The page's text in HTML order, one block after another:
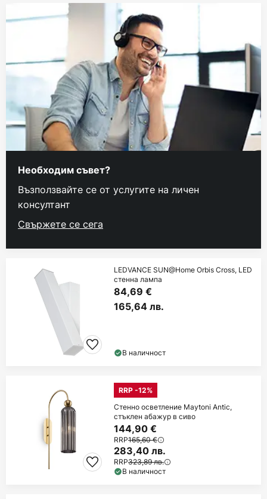
Необходим съвет?
Възползвайте се от услугите на личен
консултант
Свържете се сега
LEDVANCE SUN@Home Orbis Cross, LED
стенна лампа
84,69 €
165,64 лв.
В наличност
RRP -12%
Стенно осветление Maytoni Antic,
стъклен абажур в сиво
144,90 €
RRP165,60 €
283,40 лв.
RRP323,89 лв.
В наличност